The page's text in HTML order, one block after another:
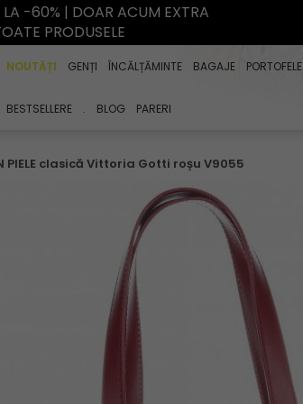
LA -60% | DOAR ACUM EXTRA
PRODUSELE
NOUTĂȚI GENȚI ÎNCĂLȚĂMINTE BAGAJE PORTOFELE
BESTSELLERE . BLOG PARERI
PIELE clasică Vittoria Gotti roșu V9055